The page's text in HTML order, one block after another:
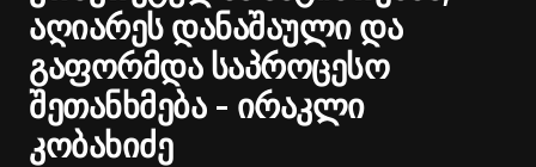
აღიარეს დანაშაული და
გაფორმდა საპროცესო
შეთანხმება - ირაკლი
კობახიძე